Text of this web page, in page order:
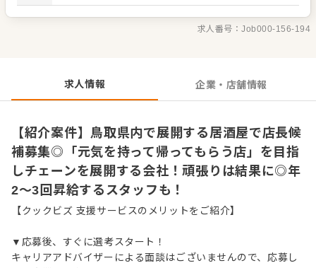
の全体管理 ・予約管理、電話対応 ・接客、サービス全般
・売上管理、在庫管理 ・スタッフの育成やマネジメント、
てスタートできる環境です。 ゆくゆくはさらにステップア
ップなどめざせます。
【2】年収510万円/入社3年目・店代 【3】年収426万円/入
社1年目 ※月給22万5000円+賞与+役職手当＋残業手当 ※
飲食業界の経験者の場合、前職年収を考慮 【試用期間】 3
求人番号：Job000-156-194
求人情報 企業・店舗情報
【紹介案件】鳥取県内で展開する居酒屋で店長候
補募集◎「元気を持って帰ってもらう店」を目指
しチェーンを展開する会社！頑張りは結果に◎年
2～3回昇給するスタッフも！
【クックビズ 支援サービスのメリットをご紹介】
▼応募後、すぐに選考スタート！
キャリアアドバイザーによる面談はございませんので、応募し